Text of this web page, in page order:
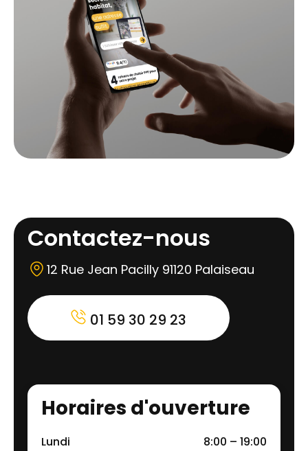
Contactez-nous
12 Rue Jean Pacilly 91120 Palaiseau
01 59 30 29 23
Horaires d'ouverture
Lundi
8:00 – 19:00